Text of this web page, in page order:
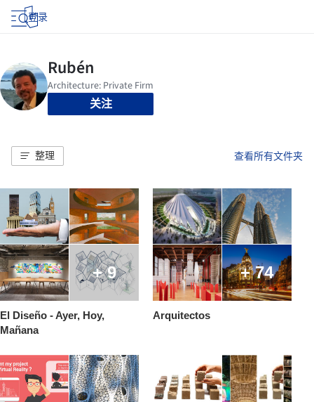
登录
关注
整理 查看所有文件夹
+ 9
El Diseño - Ayer, Hoy,
Mañana
+ 74
Arquitectos